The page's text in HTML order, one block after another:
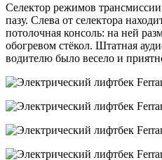
Селектор режимов
пазу. Слева от селектора
потолочная консоль: на ней
обогревом стёкол. Штатная
водителю было весело и